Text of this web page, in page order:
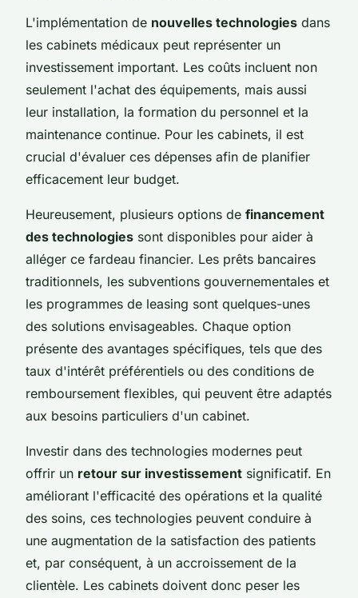
L'implémentation de nouvelles technologies dans
les cabinets médicaux peut représenter un
investissement important. Les coûts incluent non
seulement l'achat des équipements, mais aussi
leur installation, la formation du personnel et la
maintenance continue. Pour les cabinets, il est
crucial d'évaluer ces dépenses afin de planifier
efficacement leur budget.
Heureusement, plusieurs options de financement
des technologies sont disponibles pour aider à
alléger ce fardeau financier. Les prêts bancaires
traditionnels, les subventions gouvernementales et
les programmes de leasing sont quelques-unes
des solutions envisageables. Chaque option
présente des avantages spécifiques, tels que des
taux d'intérêt préférentiels ou des conditions de
remboursement flexibles, qui peuvent être adaptés
aux besoins particuliers d'un cabinet.
Investir dans des technologies modernes peut
offrir un retour sur investissement significatif. En
améliorant l'efficacité des opérations et la qualité
des soins, ces technologies peuvent conduire à
une augmentation de la satisfaction des patients
et, par conséquent, à un accroissement de la
clientèle. Les cabinets doivent donc peser les